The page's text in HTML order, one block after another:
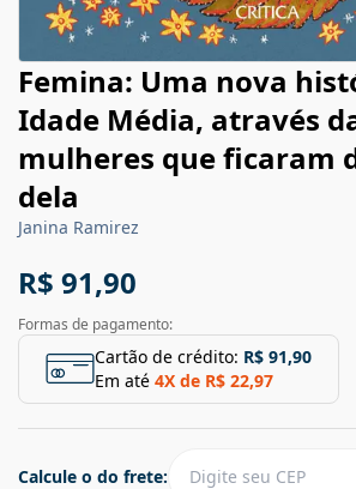
Femina: Uma nova
Idade Média, através
mulheres que ficaram
dela
Janina Ramirez
R$ 91,90
Formas de pagamento:
Cartão de crédito: R$ 91,90
Em até 4X de R$ 22,97
Calcule o do frete: